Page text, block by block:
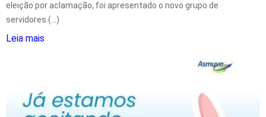
eleição por aclamação, foi apresentado o novo grupo de
servidores (...)
Leia mais